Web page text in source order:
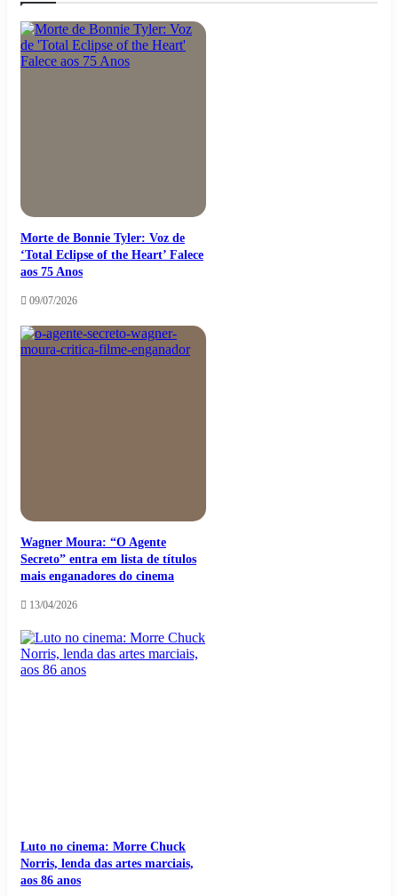
Morte de Bonnie Tyler: Voz de
‘Total Eclipse of the Heart’ Falece
aos 75 Anos
09/07/2026
Wagner Moura: “O Agente
Secreto” entra em lista de títulos
mais enganadores do cinema
13/04/2026
Luto no cinema: Morre Chuck
Norris, lenda das artes marciais,
aos 86 anos